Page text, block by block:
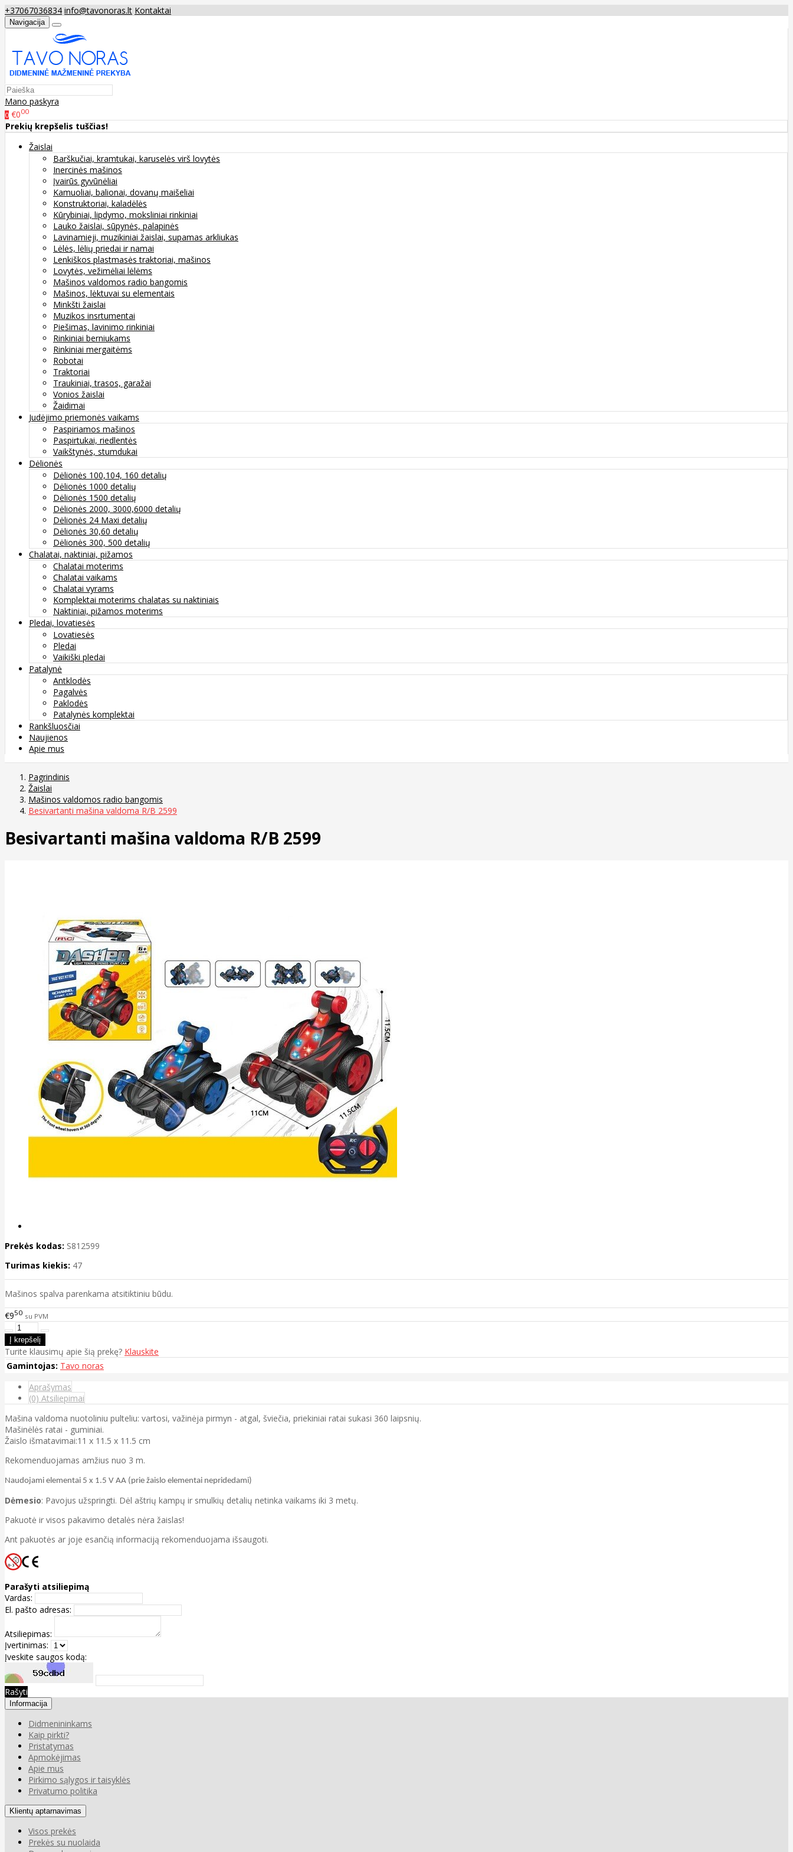
+37067036834 info@tavonoras.lt Kontaktai
Navigacija
Mano paskyra
0 €000
Prekių krepšelis tuščias!
Žaislai
Barškučiai, kramtukai, karuselės virš lovytės
Inercinės mašinos
Įvairūs gyvūnėliai
Kamuoliai, balionai, dovanų maišeliai
Konstruktoriai, kaladėlės
Kūrybiniai, lipdymo, moksliniai rinkiniai
Lauko žaislai, sūpynės, palapinės
Lavinamieji, muzikiniai žaislai, supamas arkliukas
Lėlės, lėlių priedai ir namai
Lenkiškos plastmasės traktoriai, mašinos
Lovytės, vežimėliai lėlėms
Mašinos valdomos radio bangomis
Mašinos, lėktuvai su elementais
Minkšti žaislai
Muzikos insrtumentai
Piešimas, lavinimo rinkiniai
Rinkiniai berniukams
Rinkiniai mergaitėms
Robotai
Traktoriai
Traukiniai, trasos, garažai
Vonios žaislai
Žaidimai
Judėjimo priemonės vaikams
Paspiriamos mašinos
Paspirtukai, riedlentės
Vaikštynės, stumdukai
Dėlionės
Dėlionės 100,104, 160 detalių
Dėlionės 1000 detalių
Dėlionės 1500 detalių
Dėlionės 2000, 3000,6000 detalių
Dėlionės 24 Maxi detalių
Dėlionės 30,60 detalių
Dėlionės 300, 500 detalių
Chalatai, naktiniai, pižamos
Chalatai moterims
Chalatai vaikams
Chalatai vyrams
Komplektai moterims chalatas su naktiniais
Naktiniai, pižamos moterims
Pledai, lovatiesės
Lovatiesės
Pledai
Vaikiški pledai
Patalynė
Antklodės
Pagalvės
Paklodės
Patalynės komplektai
Rankšluosčiai
Naujienos
Apie mus
Pagrindinis
Žaislai
Mašinos valdomos radio bangomis
Besivartanti mašina valdoma R/B 2599
Besivartanti mašina valdoma R/B 2599
Prekės kodas: S812599
Turimas kiekis: 47
Mašinos spalva parenkama atsitiktiniu būdu.
€950 su PVM
Turite klausimų apie šią prekę? Klauskite
Gamintojas: Tavo noras
Aprašymas
(0) Atsiliepimai
Mašina valdoma nuotoliniu pulteliu: vartosi, važinėja pirmyn - atgal, šviečia, priekiniai ratai sukasi 360 laipsnių.
Mašinėlės ratai - guminiai.
Žaislo išmatavimai:11 x 11.5 x 11.5 cm
Rekomenduojamas amžius nuo 3 m.
Naudojami elementai 5 x 1.5 V AA (prie žaislo elementai nepridedami)
Dėmesio: Pavojus užspringti. Dėl aštrių kampų ir smulkių detalių netinka vaikams iki 3 metų.
Pakuotė ir visos pakavimo detalės nėra žaislas!
Ant pakuotės ar joje esančią informaciją rekomenduojama išsaugoti.
Parašyti atsiliepimą
Vardas:
El. pašto adresas:
Atsiliepimas:
Įvertinimas:
Įveskite saugos kodą:
Rašyti
Informacija
Didmenininkams
Kaip pirkti?
Pristatymas
Apmokėjimas
Apie mus
Pirkimo sąlygos ir taisyklės
Privatumo politika
Klientų aptarnavimas
Visos prekės
Prekės su nuolaida